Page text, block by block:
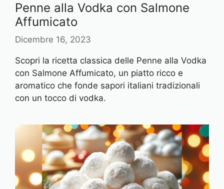
Penne alla Vodka con Salmone
Affumicato
Dicembre 16, 2023
Scopri la ricetta classica delle Penne alla Vodka
con Salmone Affumicato, un piatto ricco e
aromatico che fonde sapori italiani tradizionali
con un tocco di vodka.